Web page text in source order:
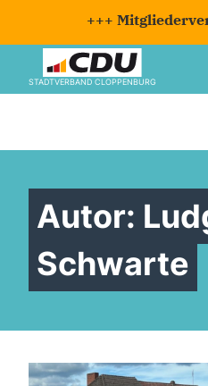
+++
STADTVERBAND CLOPPENBURG
Autor:
Schwarte